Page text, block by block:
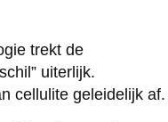
trekt de
uiterlijk.
cellulite geleidelijk af.